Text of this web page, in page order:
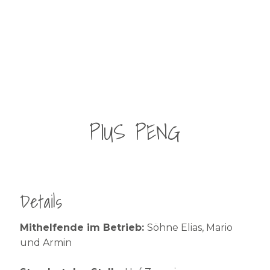
PIUS PENG
Details
Mithelfende im Betrieb: Söhne Elias, Mario
und Armin